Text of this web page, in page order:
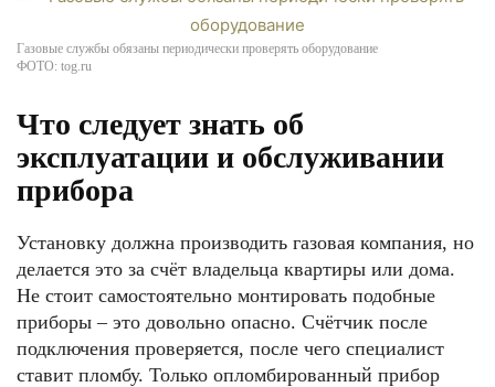
Газовые службы обязаны периодически проверять оборудование
ФОТО: tog.ru
Что следует знать об
эксплуатации и обслуживании
прибора
Установку должна производить газовая компания, но
делается это за счёт владельца квартиры или дома.
Не стоит самостоятельно монтировать подобные
приборы – это довольно опасно. Счётчик после
подключения проверяется, после чего специалист
ставит пломбу. Только опломбированный прибор